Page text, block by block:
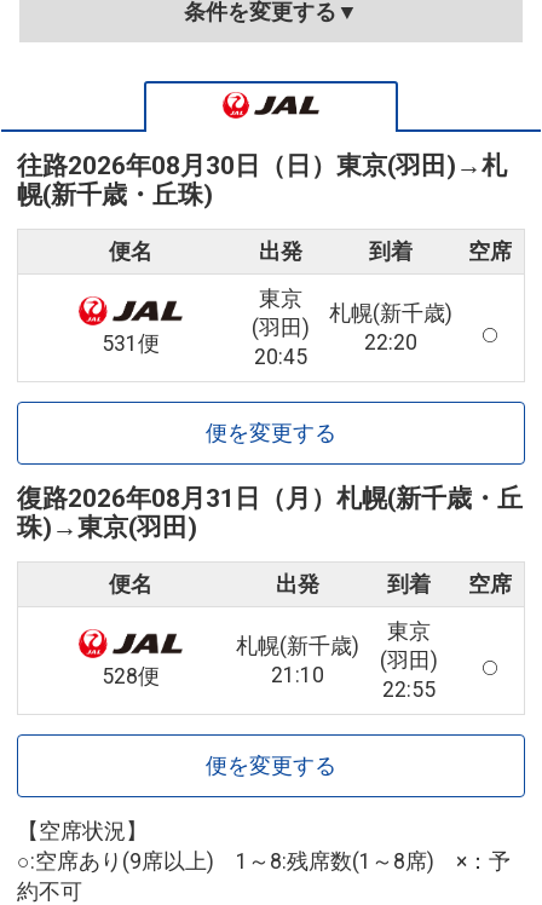
条件を変更する▼
往路2026年08月30日（日） 東京(羽田) →札
幌(新千歳・丘珠)
便名 出発 到着 空席
531便
東京
(羽田)
20:45
札幌(新千歳)
22:20
便を変更する
復路2026年08月31日（月） 札幌(新千歳・丘
珠) →東京(羽田)
便名 出発 到着 空席
528便
札幌(新千歳)
21:10
東京
(羽田)
22:55
便を変更する
【空席状況】
○:空席あり(9席以上) 1～8:残席数(1～8席) ×：予
約不可